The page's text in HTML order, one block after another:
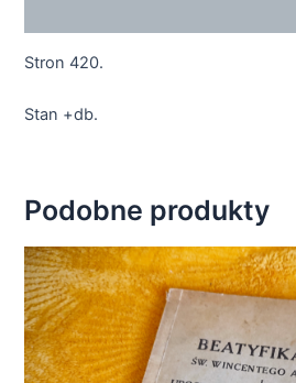
Stron 420.
Stan +db.
Podobne produkty